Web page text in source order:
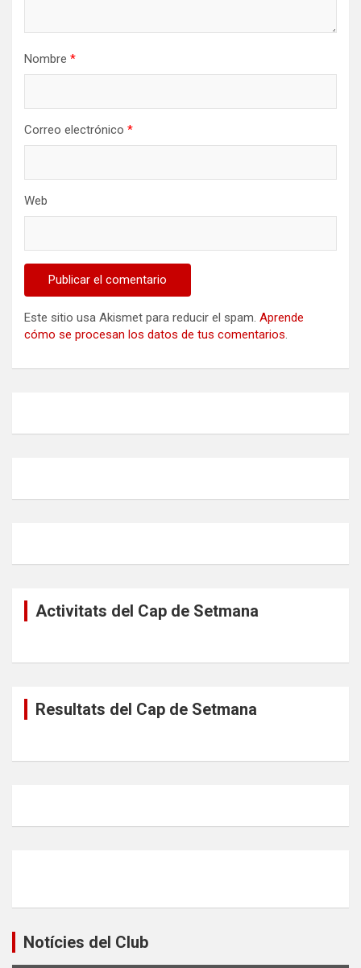
Nombre *
Correo electrónico *
Web
Este sitio usa Akismet para reducir el spam. Aprende
cómo se procesan los datos de tus comentarios.
Activitats del Cap de Setmana
Resultats del Cap de Setmana
Notícies del Club